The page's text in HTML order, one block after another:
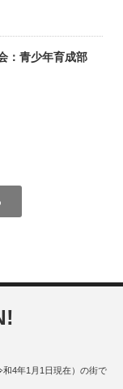
：青少年育成部
4年1月1日現在）の街で